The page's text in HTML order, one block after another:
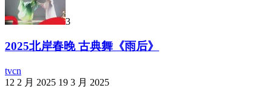
3
2025北岸春晚 古典舞《雨后》
tvcn
12 2 月 2025 19 3 月 2025